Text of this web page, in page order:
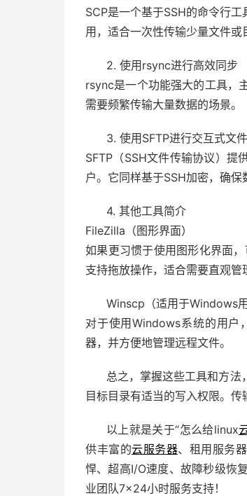
SCP是一个基于SSH的命令行
用，适合一次性传输少量文件或
2. 使用rsync进行高效同步
rsync是一个功能强大的工具，
需要频繁传输大量数据的场景。
3. 使用SFTP进行交互式文
SFTP（SSH文件传输协议）提
户。它同样基于SSH加密，确保
4. 其他工具简介
FileZilla（图形界面）
如果更习惯于使用图形化界面
支持拖放操作，适合需要直观管
Winscp（适用于Windows用
对于使用Windows系统的用户
器，并方便地管理远程文件。
总之，掌握这些工具和方法
目标目录有适当的写入权限。传
以上就是关于“怎么给linux
供丰富的云服务器、租用服务
悍、超高I/O速度、故障秒级恢
业团队7×24小时服务支持！